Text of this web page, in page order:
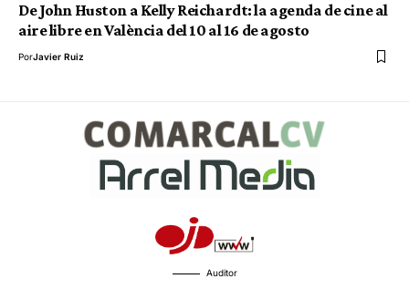
De John Huston a Kelly Reichardt: la agenda de cine al
aire libre en València del 10 al 16 de agosto
PorJavier Ruiz
Auditor